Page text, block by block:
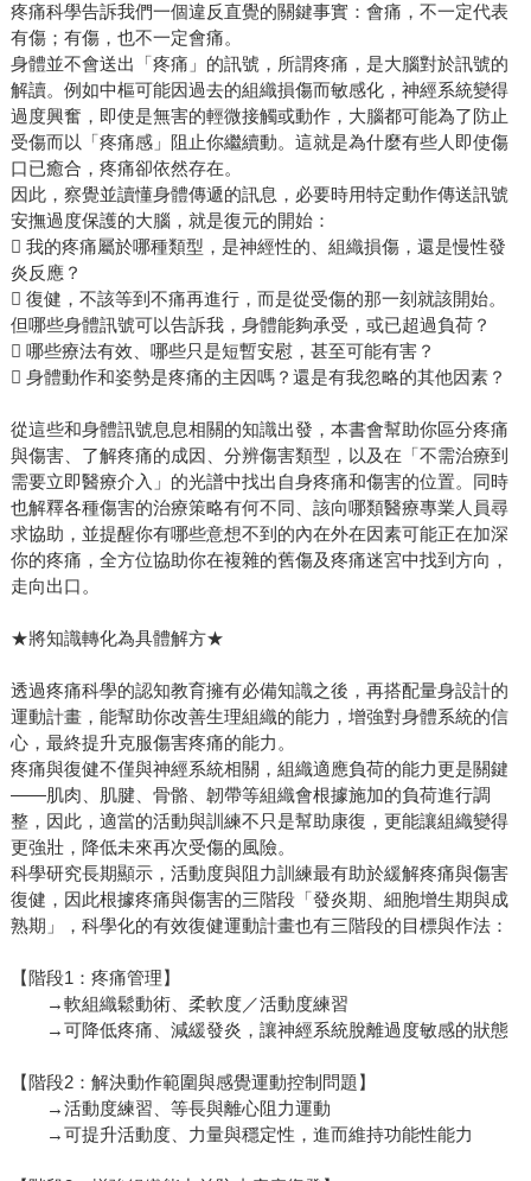
疼痛科學告訴我們一個違反直覺的關鍵事實：會痛，不一定代表
有傷；有傷，也不一定會痛。
身體並不會送出「疼痛」的訊號，所謂疼痛，是大腦對於訊號的
解讀。例如中樞可能因過去的組織損傷而敏感化，神經系統變得
過度興奮，即使是無害的輕微接觸或動作，大腦都可能為了防止
受傷而以「疼痛感」阻止你繼續動。這就是為什麼有些人即使傷
口已癒合，疼痛卻依然存在。
因此，察覺並讀懂身體傳遞的訊息，必要時用特定動作傳送訊號
安撫過度保護的大腦，就是復元的開始：
 我的疼痛屬於哪種類型，是神經性的、組織損傷，還是慢性發
炎反應？
 復健，不該等到不痛再進行，而是從受傷的那一刻就該開始。
但哪些身體訊號可以告訴我，身體能夠承受，或已超過負荷？
 哪些療法有效、哪些只是短暫安慰，甚至可能有害？
 身體動作和姿勢是疼痛的主因嗎？還是有我忽略的其他因素？
從這些和身體訊號息息相關的知識出發，本書會幫助你區分疼痛
與傷害、了解疼痛的成因、分辨傷害類型，以及在「不需治療到
需要立即醫療介入」的光譜中找出自身疼痛和傷害的位置。同時
也解釋各種傷害的治療策略有何不同、該向哪類醫療專業人員尋
求協助，並提醒你有哪些意想不到的內在外在因素可能正在加深
你的疼痛，全方位協助你在複雜的舊傷及疼痛迷宮中找到方向，
走向出口。
★將知識轉化為具體解方★
透過疼痛科學的認知教育擁有必備知識之後，再搭配量身設計的
運動計畫，能幫助你改善生理組織的能力，增強對身體系統的信
心，最終提升克服傷害疼痛的能力。
疼痛與復健不僅與神經系統相關，組織適應負荷的能力更是關鍵
——肌肉、肌腱、骨骼、韌帶等組織會根據施加的負荷進行調
整，因此，適當的活動與訓練不只是幫助康復，更能讓組織變得
更強壯，降低未來再次受傷的風險。
科學研究長期顯示，活動度與阻力訓練最有助於緩解疼痛與傷害
復健，因此根據疼痛與傷害的三階段「發炎期、細胞增生期與成
熟期」，科學化的有效復健運動計畫也有三階段的目標與作法：
【階段1：疼痛管理】
→軟組織鬆動術、柔軟度／活動度練習
→可降低疼痛、減緩發炎，讓神經系統脫離過度敏感的狀態
【階段2：解決動作範圍與感覺運動控制問題】
→活動度練習、等長與離心阻力運動
→可提升活動度、力量與穩定性，進而維持功能性能力